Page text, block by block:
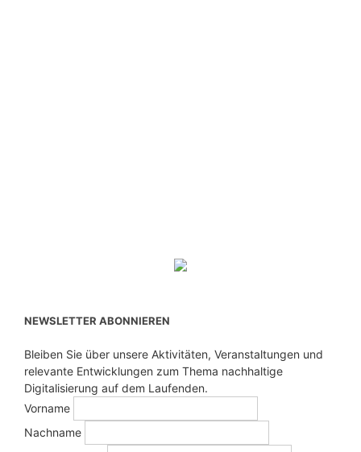
NEWSLETTER ABONNIEREN
Bleiben Sie über unsere Aktivitäten, Veranstaltungen und
relevante Entwicklungen zum Thema nachhaltige
Digitalisierung auf dem Laufenden.
Vorname
Nachname